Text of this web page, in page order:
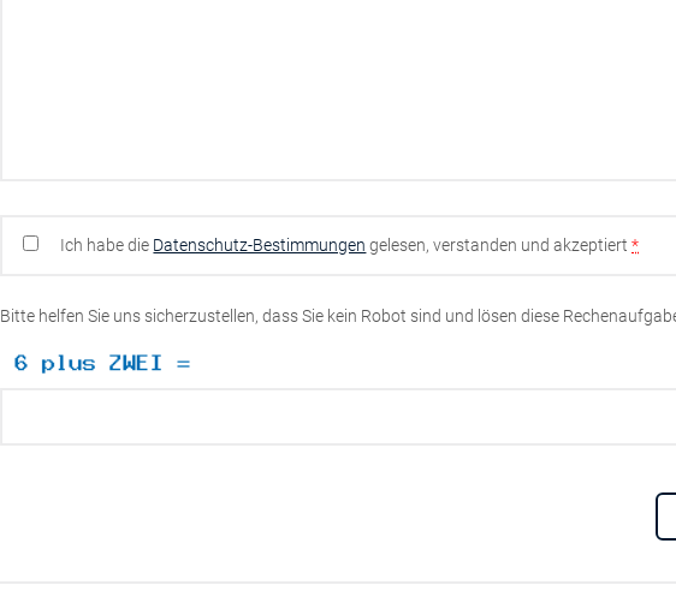
Ich habe die Datenschutz-Bestimmungen gelesen, verstanden und akzeptiert*
Bitte helfen Sie uns sicherzustellen, dass Sie kein Robot sind und lösen diese